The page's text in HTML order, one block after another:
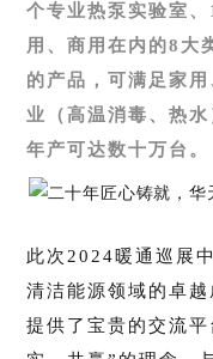
个专业热泵实验室
用、商用在内的8大
的产品，可满足家
业（高温消毒、热
年产可达数十万台。
此次2024暖通巡展
清洁能源领域的卓
提供了宝贵的交流